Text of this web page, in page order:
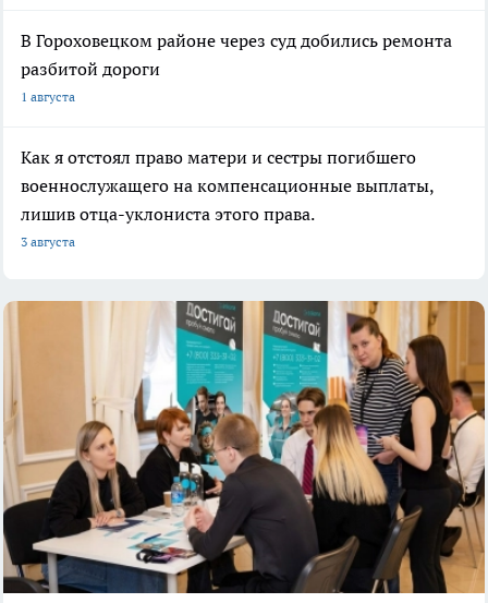
В Гороховецком районе через суд добились ремонта
разбитой дороги
1 августа
Как я отстоял право матери и сестры погибшего
военнослужащего на компенсационные выплаты,
лишив отца-уклониста этого права.
3 августа